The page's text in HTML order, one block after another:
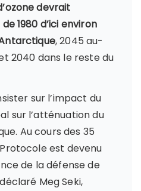
devrait
1980 d’ici environ
, 2045 au-
2040 dans le reste du
sur l’impact du
sur l’atténuation du
Au cours des 35
est devenu
de la défense de
Meg Seki,